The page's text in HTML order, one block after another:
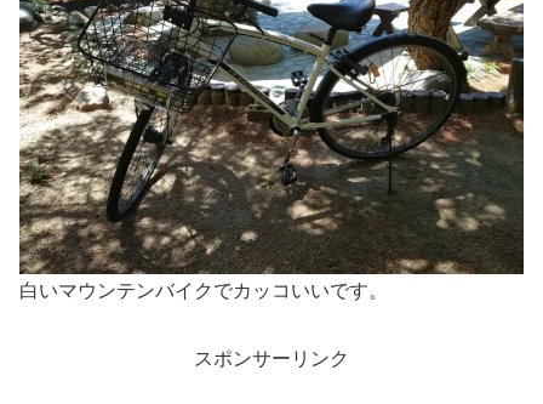
白いマウンテンバイクでカッコいいです。
スポンサーリンク